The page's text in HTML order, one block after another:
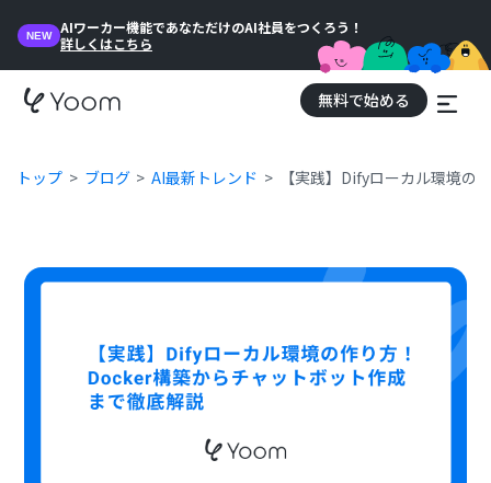
NEW
AIワーカー機能であなただけのAI社員をつくろう！
詳しくはこちら
無料で始める
トップ ブログ AI最新トレンド 【実践】Difyローカル環境